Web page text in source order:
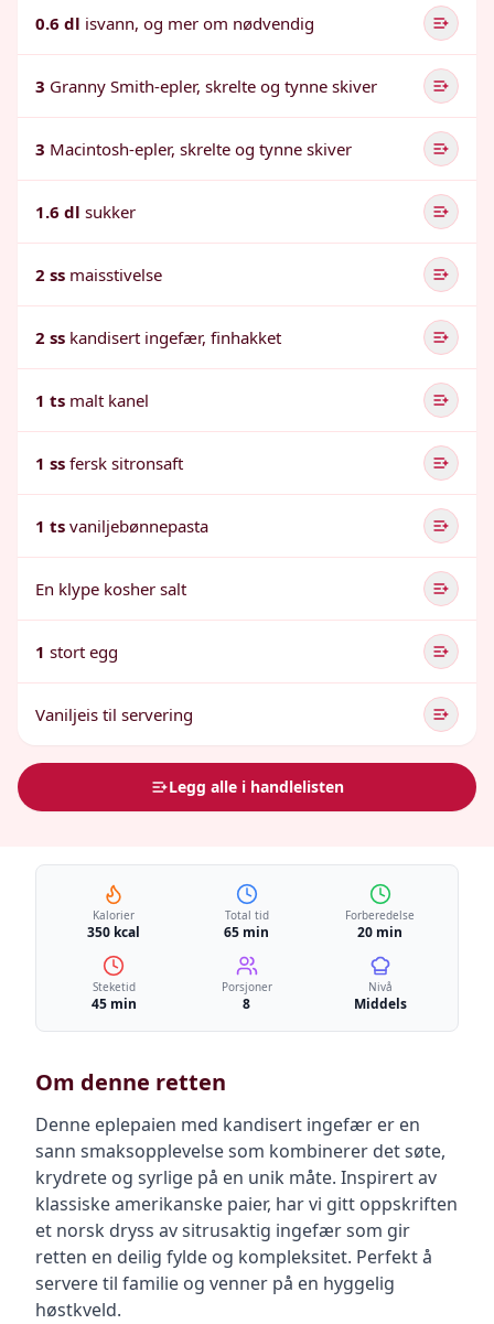
0.6 dl isvann, og mer om nødvendig
3 Granny Smith-epler, skrelte og tynne skiver
3 Macintosh-epler, skrelte og tynne skiver
1.6 dl sukker
2 ss maisstivelse
2 ss kandisert ingefær, finhakket
1 ts malt kanel
1 ss fersk sitronsaft
1 ts vaniljebønnepasta
En klype kosher salt
1 stort egg
Vaniljeis til servering
Legg alle i handlelisten
Kalorier
350 kcal
Total tid
65 min
Forberedelse
20 min
Steketid
45 min
Porsjoner
8
Nivå
Middels
Om denne retten
Denne eplepaien med kandisert ingefær er en
sann smaksopplevelse som kombinerer det søte,
krydrete og syrlige på en unik måte. Inspirert av
klassiske amerikanske paier, har vi gitt oppskriften
et norsk dryss av sitrusaktig ingefær som gir
retten en deilig fylde og kompleksitet. Perfekt å
servere til familie og venner på en hyggelig
høstkveld.